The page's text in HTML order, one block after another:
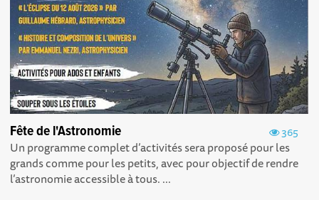
365
Fête de l'Astronomie
Un programme complet d’activités sera proposé pour les
grands comme pour les petits, avec pour objectif de rendre
l’astronomie accessible à tous. ...